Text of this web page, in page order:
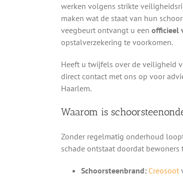
werken volgens strikte
maken wat de staat van hun
veegbeurt ontvangt u een officieel
opstalverzekering te voorkomen.
Heeft u twijfels over de veiligheid
direct contact met ons op voor
Haarlem.
Waarom is
Zonder regelmatig onderhoud
schade ontstaat doordat
Schoorsteenbrand: Creosoot